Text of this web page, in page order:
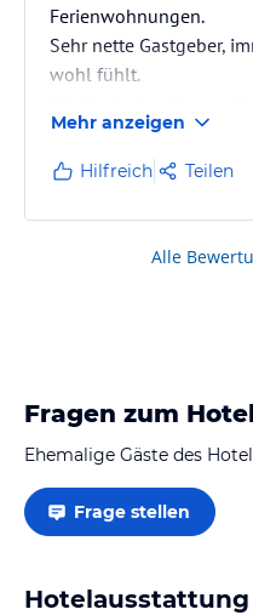
Ferienwohnungen.
Sehr nette Gastgeber,
wohl fühlt.
Schöner Garten mit
Aschau als zentraler
Broschüren liegen bereit.
Wir haben uns sehr
Mehr anzeigen
Hilfreich Teilen
Alle
Fragen zum
Ehemalige Gäste des
Frage stellen